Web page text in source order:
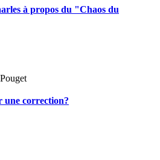
à propos du "Chaos du
une correction?